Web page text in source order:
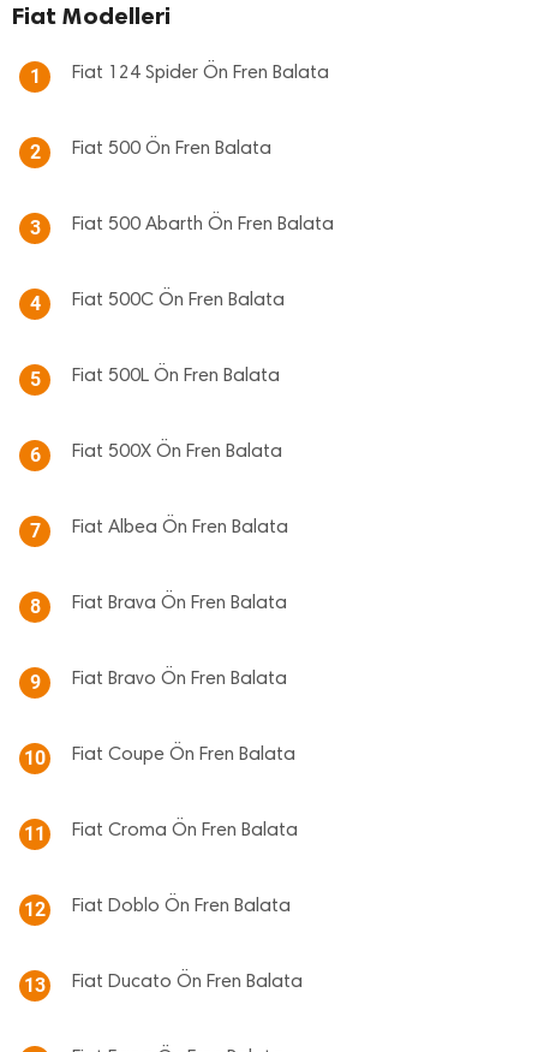
Fiat Modelleri
1 Fiat 124 Spider Ön Fren Balata
2 Fiat 500 Ön Fren Balata
3 Fiat 500 Abarth Ön Fren Balata
4 Fiat 500C Ön Fren Balata
5 Fiat 500L Ön Fren Balata
6 Fiat 500X Ön Fren Balata
7 Fiat Albea Ön Fren Balata
8 Fiat Brava Ön Fren Balata
9 Fiat Bravo Ön Fren Balata
10 Fiat Coupe Ön Fren Balata
11 Fiat Croma Ön Fren Balata
12 Fiat Doblo Ön Fren Balata
13 Fiat Ducato Ön Fren Balata